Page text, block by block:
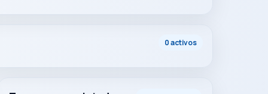
0 activos